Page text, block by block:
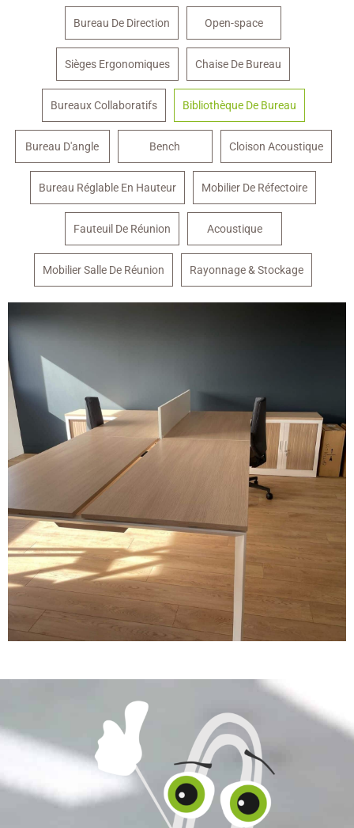
Bureau De Direction Open-space
Sièges Ergonomiques Chaise De Bureau
Bureaux Collaboratifs Bibliothèque De Bureau
Bureau D'angle Bench Cloison Acoustique
Bureau Réglable En Hauteur Mobilier De Réfectoire
Fauteuil De Réunion Acoustique
Mobilier Salle De Réunion Rayonnage & Stockage